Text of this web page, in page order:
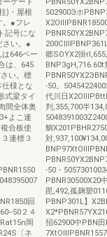
)・屋根
。●フレ
記号にな
さい。●
646ベー
は、645
い。標
様とな
式梁タイ
間全体奥
よこ連
合板使
連標３
回
50２４
岡
〔ネ
502900Эホ
郷SOYX2掛
BNP3gH,716.60t
-50。
代川日
判,355,700半
鯛
対
-50・
PBNR30500X20
毘,492,孤麹塑
PBNP301L】
招62900中PBN